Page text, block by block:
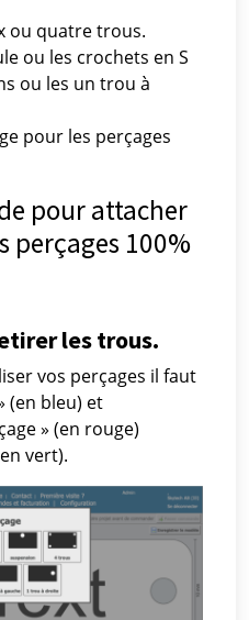
ou quatre trous.
ou les crochets en S
ou les un trou à
pour les perçages
pour attacher
perçages 100%
les trous.
vos perçages il faut
(en bleu) et
» (en rouge)
vert).